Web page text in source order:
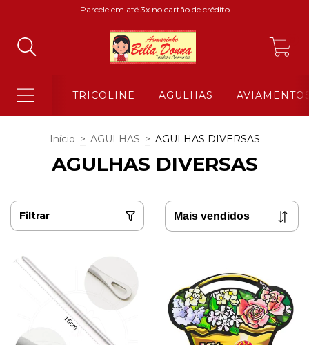
Parcele em até 3x no cartão de crédito
TRICOLINE AGULHAS
Início > AGULHAS > AGULHAS DIVERSAS
AGULHAS DIVERSAS
Filtrar